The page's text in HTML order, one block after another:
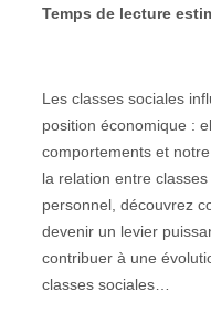
Temps de lecture
Les classes sociales
position économique :
comportements et
la relation entre
personnel, découvrez
devenir un levier
contribuer à une
classes sociales…